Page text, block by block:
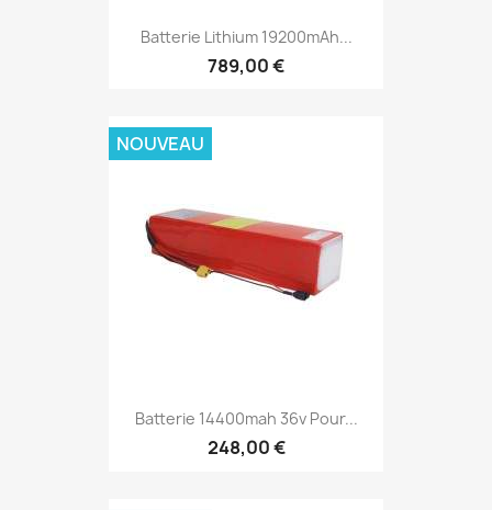
Batterie Lithium 19200mAh...
789,00 €
Batterie 14400mah 36v Pour...
248,00 €
NOUVEAU